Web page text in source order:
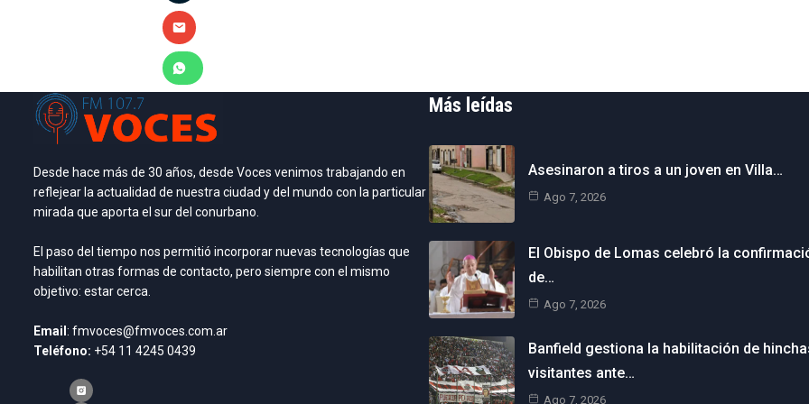
Desde hace más de 30 años, desde Voces venimos trabajando en
reflejear la actualidad de nuestra ciudad y del mundo con la particular
mirada que aporta el sur del conurbano.
El paso del tiempo nos permitió incorporar nuevas tecnologías que
habilitan otras formas de contacto, pero siempre con el mismo
objetivo: estar cerca.
Email: fmvoces@fmvoces.com.ar
Teléfono: +54 11 4245 0439
Más leídas
Asesinaron a tiros a un joven en Villa…
Ago 7, 2026
El Obispo de Lomas celebró la
de…
Ago 7, 2026
Banfield gestiona la habilitación de
visitantes ante…
Ago 7, 2026